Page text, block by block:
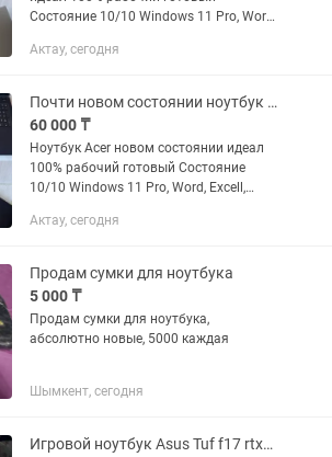
Состояние 10/10 Windows 11 Pro, Word,
Произвели чистку, смазали кулер,
Актау, сегодня
Почти новом состоянии ноутбук Acer
60 000 ₸
Ноутбук Acer новом состоянии идеал
100% рабочий готовый Состояние
10/10 Windows 11 Pro, Word, Excell,
чистку, смазали кулер, заменили...
Актау, сегодня
Продам сумки для ноутбука
5 000 ₸
Продам сумки для ноутбука,
абсолютно новые, 5000 каждая
Шымкент, сегодня
Игровой ноутбук Asus Tuf f17 rtx3050ti